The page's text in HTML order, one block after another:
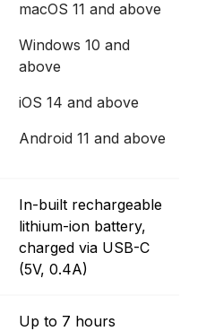
macOS 11 and above
Windows 10 and
above
iOS 14 and above
Android 11 and above
In-built rechargeable
lithium-ion battery,
charged via USB-C
(5V, 0.4A)
Up to 7 hours